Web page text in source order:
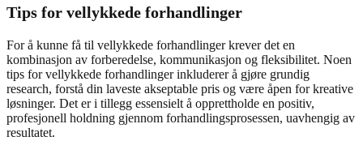
Tips for vellykkede forhandlinger
For å kunne få til vellykkede forhandlinger krever det en
kombinasjon av forberedelse, kommunikasjon og fleksibilitet. Noen
tips for vellykkede forhandlinger inkluderer å gjøre grundig
research, forstå din laveste akseptable pris og være åpen for kreative
løsninger. Det er i tillegg essensielt å opprettholde en positiv,
profesjonell holdning gjennom forhandlingsprosessen, uavhengig av
resultatet.